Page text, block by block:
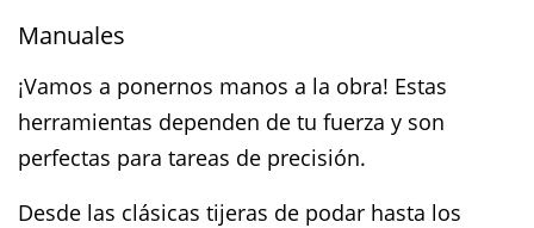
Manuales
¡Vamos a ponernos manos a la obra! Estas
herramientas dependen de tu fuerza y son
perfectas para tareas de precisión.
Desde las clásicas tijeras de podar hasta los